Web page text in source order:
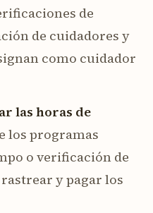
de
de cuidadores y
como cuidador
las horas de
los programas
o verificación de
y pagar los